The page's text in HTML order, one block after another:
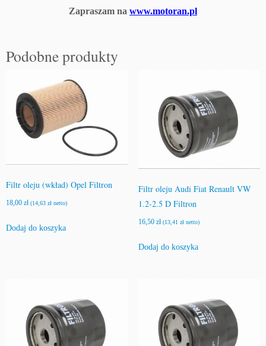
Zapraszam na www.motoran.pl
Podobne produkty
Filtr oleju (wkład) Opel Filtron
18,00 zł (14,63 zł netto)
Dodaj do koszyka
Filtr oleju Audi Fiat Renault VW
1.2-2.5 D Filtron
16,50 zł (13,41 złnetto)
Dodaj do koszyka